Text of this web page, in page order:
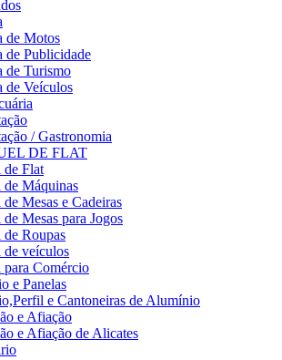
de Motos
de Publicidade
de Turismo
de Veículos
/ Gastronomia
DE FLAT
de Flat
Máquinas
Mesas e Cadeiras
Mesas para Jogos
Roupas
veículos
Comércio
e Panelas
e Cantoneiras de Alumínio
e Afiação
e Afiação de Alicates